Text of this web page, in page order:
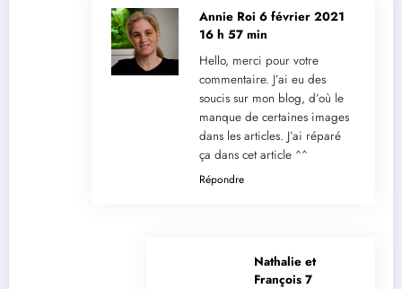
Annie Roi 6 février 2021
16 h 57 min
Hello, merci pour votre
commentaire. J’ai eu des
soucis sur mon blog, d’où le
manque de certaines images
dans les articles. J’ai réparé
ça dans cet article ^^
Répondre
Nathalie et
François 7